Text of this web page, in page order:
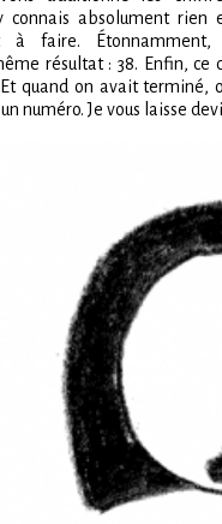
connais absolument rien
à faire.
résultat : 38. Enfin, ce
quand on avait terminé,
numéro. Je vous laisse